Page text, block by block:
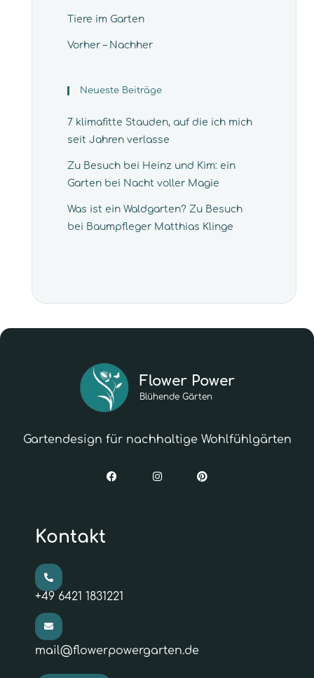
Tiere im Garten
Vorher – Nachher
Neueste Beiträge
7 klimafitte Stauden, auf die ich mich
seit Jahren verlasse
Zu Besuch bei Heinz und Kim: ein
Garten bei Nacht voller Magie
Was ist ein Waldgarten? Zu Besuch
bei Baumpfleger Matthias Klinge
Flower Power
Blühende Gärten
Gartendesign für nachhaltige Wohlfühlgärten
Kontakt
+49 6421 1831221
mail@flowerpowergarten.de